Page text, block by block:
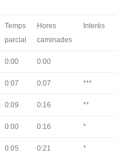
Temps
parcial
Hores
caminades
Interès
0:00 0:00
0:07 0:07 ***
0:09 0:16 **
0:00 0:16 *
0:05 0:21 *